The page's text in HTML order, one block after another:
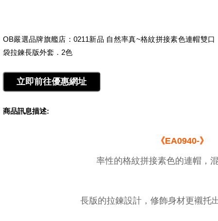
OB嚴選品牌旗艦店：0211新品 自然率真~格紋拼接素色連帽雙口
袋拉鍊長版外套．2色
商品訊息描述:
《EA0940-》
率性的格紋拼接素色的連帽，
長版的拉鍊設計，修飾身材更襯托